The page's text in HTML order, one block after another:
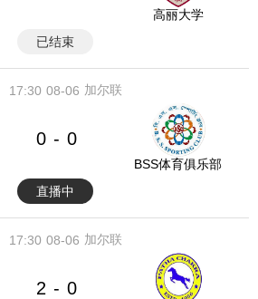
高丽大学
已结束
08-06
17:30 加尔联
0 - 0
BSS体育俱乐部
直播中
08-06
17:30 加尔联
2 - 0